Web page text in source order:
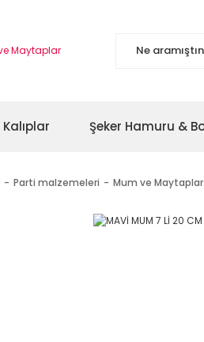
Kalıplar Şeker Hamuru &
Parti malzemeleri Mum ve Maytaplar